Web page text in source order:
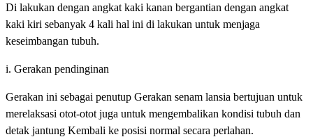
Di lakukan dengan angkat kaki kanan bergantian dengan angkat
kaki kiri sebanyak 4 kali hal ini di lakukan untuk menjaga
keseimbangan tubuh.
i. Gerakan pendinginan
Gerakan ini sebagai penutup Gerakan senam lansia bertujuan untuk
merelaksasi otot-otot juga untuk mengembalikan kondisi tubuh dan
detak jantung Kembali ke posisi normal secara perlahan.